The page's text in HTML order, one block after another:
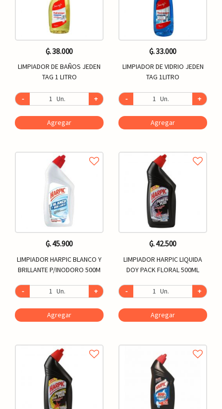
₲. 38.000
LIMPIADOR DE BAÑOS JEDEN
TAG 1 LITRO
- Un. +
Agregar
₲. 33.000
LIMPIADOR DE VIDRIO JEDEN
TAG 1LITRO
- Un. +
Agregar
₲. 45.900
LIMPIADOR HARPIC BLANCO Y
BRILLANTE P/INODORO 500M
- Un. +
Agregar
₲. 42.500
LIMPIADOR HARPIC LIQUIDA
DOY PACK FLORAL 500ML
- Un. +
Agregar